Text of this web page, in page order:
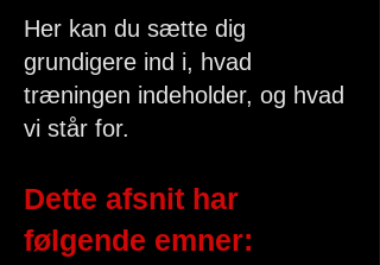
Her kan du sætte dig
grundigere ind i, hvad
træningen indeholder, og hvad
vi står for.
Dette afsnit har
følgende emner: